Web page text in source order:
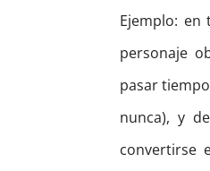
Ejemplo:
personaje
pasar
nunca), y
convertirse